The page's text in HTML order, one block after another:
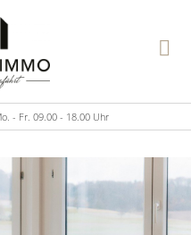
- Fr. 09.00 - 18.00 Uhr